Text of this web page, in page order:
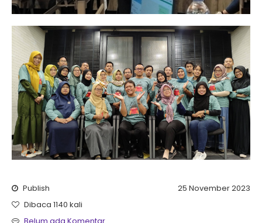
Publish
25 November 2023
Dibaca 1140 kali